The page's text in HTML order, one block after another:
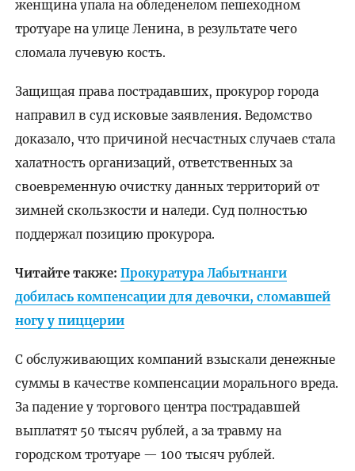
женщина упала на обледенелом пешеходном
тротуаре на улице Ленина, в результате чего
сломала лучевую кость.
Защищая права пострадавших, прокурор города
направил в суд исковые заявления. Ведомство
доказало, что причиной несчастных случаев стала
халатность организаций, ответственных за
своевременную очистку данных территорий от
зимней скользкости и наледи. Суд полностью
поддержал позицию прокурора.
Читайте также: Прокуратура Лабытнанги
добилась компенсации для девочки, сломавшей
ногу у пиццерии
С обслуживающих компаний взыскали денежные
суммы в качестве компенсации морального вреда.
За падение у торгового центра пострадавшей
выплатят 50 тысяч рублей, а за травму на
городском тротуаре — 100 тысяч рублей.